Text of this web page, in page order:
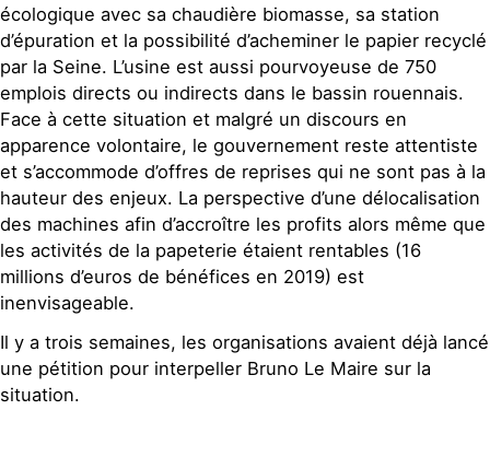
écologique avec sa chaudière biomasse, sa station
d’épuration et la possibilité d’acheminer le papier recyclé
par la Seine. L’usine est aussi pourvoyeuse de 750
emplois directs ou indirects dans le bassin rouennais.
Face à cette situation et malgré un discours en
apparence volontaire, le gouvernement reste attentiste
et s’accommode d’offres de reprises qui ne sont pas à la
hauteur des enjeux. La perspective d’une délocalisation
des machines afin d’accroître les profits alors même que
les activités de la papeterie étaient rentables (16
millions d’euros de bénéfices en 2019) est
inenvisageable.
Il y a trois semaines, les organisations avaient déjà lancé
une pétition pour interpeller Bruno Le Maire sur la
situation.